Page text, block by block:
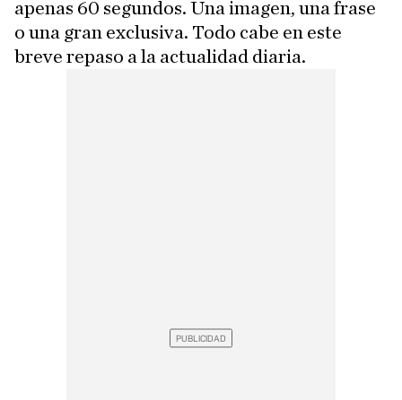
apenas 60 segundos. Una imagen, una frase
o una gran exclusiva. Todo cabe en este
breve repaso a la actualidad diaria.